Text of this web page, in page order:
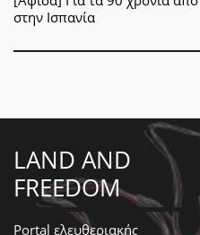
στην Ισπανία
LAND AND
FREEDOM
Portal ελευθεριακής